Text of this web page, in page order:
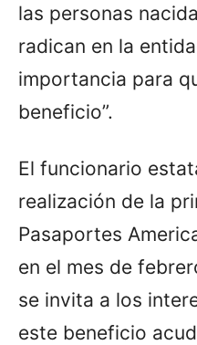
las personas
radican en la
importancia para
beneficio”.
El funcionario
realización de la
Pasaportes
en el mes de
se invita a los
este beneficio